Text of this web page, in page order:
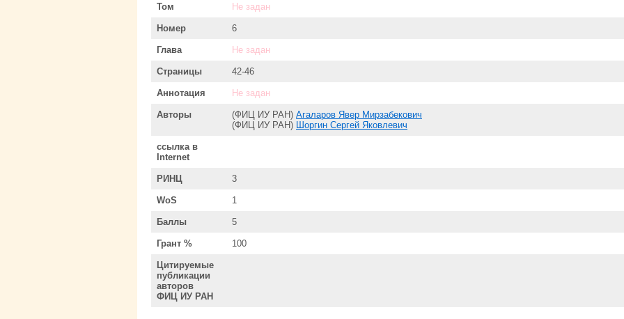
Том Не задан
Номер 6
Глава Не задан
Страницы 42-46
Аннотация Не задан
Авторы (ФИЦ ИУ РАН) Агаларов Явер Мирзабекович
(ФИЦ ИУ РАН)
Шоргин Сергей Яковлевич
ссылка в
Internet
РИНЦ 3
WoS 1
Баллы 5
Грант % 100
Цитируемые
публикации
авторов
ФИЦ ИУ РАН